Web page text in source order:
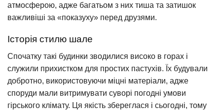
атмосферою, адже багатьом з них тиша та затишок
важливіші за «показуху» перед друзями.
Історія стилю шале
Спочатку такі будинки зводилися високо в горах і
служили прихистком для простих пастухів. Їх будували
добротно, використовуючи міцні матеріали, адже
споруди мали витримувати суворі погодні умови
гірського клімату. Ця якість збереглася і сьогодні, тому